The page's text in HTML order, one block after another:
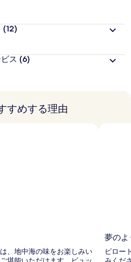
(12)
ス (6)
すめする理由
、地中海の味をお楽しみい
夢のよ
ピロー